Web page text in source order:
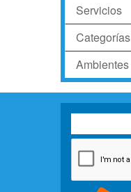
Servicios
Categorías
Ambientes